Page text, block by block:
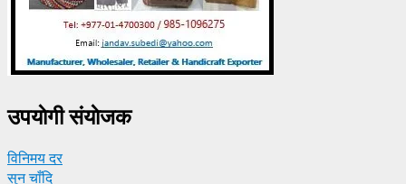
उपयाेगी संयाेजक
विनिमय दर
सुन चाँदि